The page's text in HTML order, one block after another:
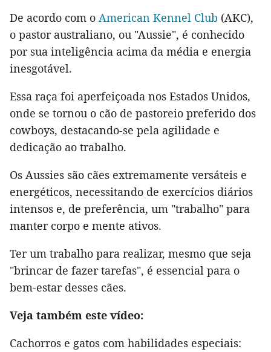
De acordo com o American Kennel Club (AKC),
o pastor australiano, ou "Aussie", é conhecido
por sua inteligência acima da média e energia
inesgotável.
Essa raça foi aperfeiçoada nos Estados Unidos,
onde se tornou o cão de pastoreio preferido dos
cowboys, destacando-se pela agilidade e
dedicação ao trabalho.
Os Aussies são cães extremamente versáteis e
energéticos, necessitando de exercícios diários
intensos e, de preferência, um "trabalho" para
manter corpo e mente ativos.
Ter um trabalho para realizar, mesmo que seja
"brincar de fazer tarefas", é essencial para o
bem-estar desses cães.
Veja também este vídeo:
Cachorros e gatos com habilidades especiais: